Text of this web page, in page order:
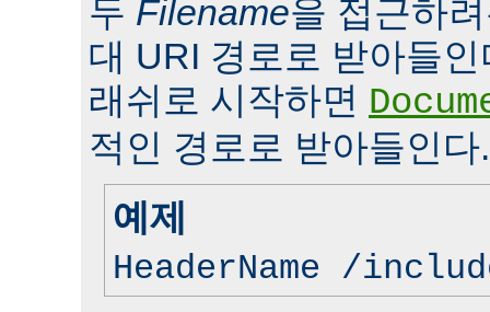
두 Filename을 접근하
대 URI 경로로 받아들
래쉬로 시작하면
적인 경로로 받아들인다.
예제
HeaderName /